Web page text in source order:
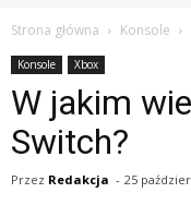
Strona główna Konsole
Konsole Xbox
W jakim
Switch?
Przez Redakcja - 25